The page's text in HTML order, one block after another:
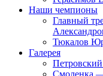
Наши чемпионы
Главный
Тюкалов
Галерея